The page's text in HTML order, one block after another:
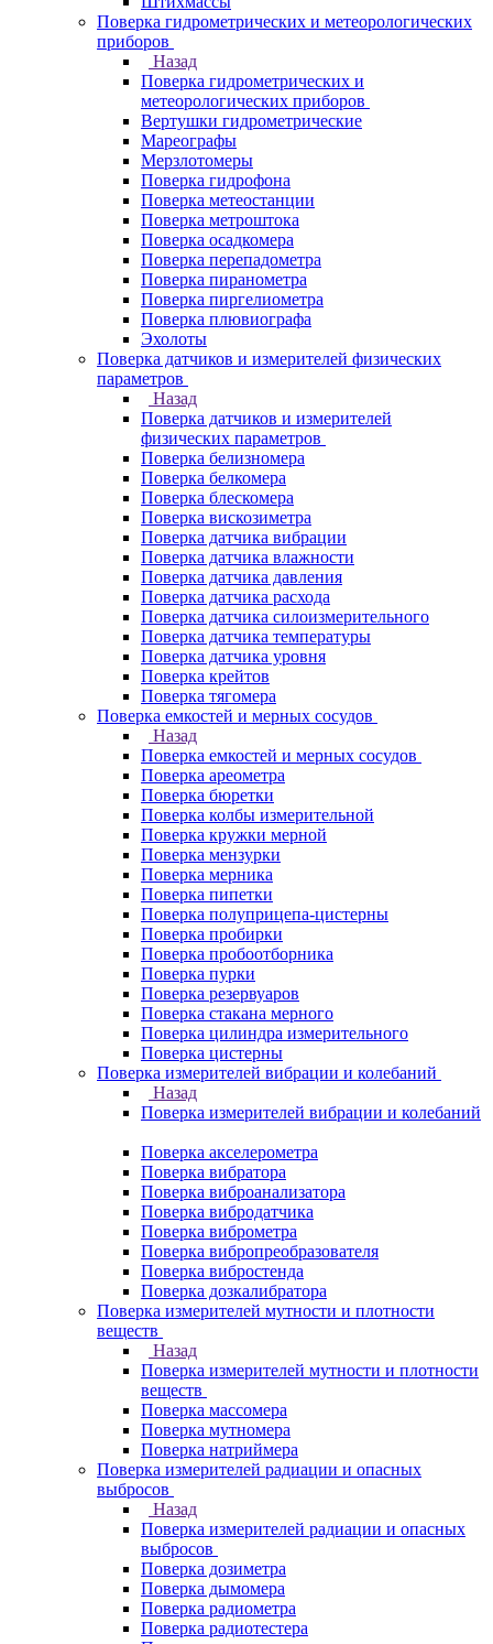
Поверка гидрометрических и метеорологических
приборов
Назад
Поверка гидрометрических и
метеорологических приборов
Вертушки гидрометрические
Мареографы
Мерзлотомеры
Поверка гидрофона
Поверка метеостанции
Поверка метроштока
Поверка осадкомера
Поверка перепадометра
Поверка пиранометра
Поверка пиргелиометра
Поверка плювиографа
Эхолоты
Поверка датчиков и измерителей физических
параметров
Назад
Поверка датчиков и измерителей
физических параметров
Поверка белизномера
Поверка белкомера
Поверка блескомера
Поверка вискозиметра
Поверка датчика вибрации
Поверка датчика влажности
Поверка датчика давления
Поверка датчика расхода
Поверка датчика силоизмерительного
Поверка датчика температуры
Поверка датчика уровня
Поверка крейтов
Поверка тягомера
Поверка емкостей и мерных сосудов
Назад
Поверка емкостей и мерных сосудов
Поверка ареометра
Поверка бюретки
Поверка колбы измерительной
Поверка кружки мерной
Поверка мензурки
Поверка мерника
Поверка пипетки
Поверка полуприцепа-цистерны
Поверка пробирки
Поверка пробоотборника
Поверка пурки
Поверка резервуаров
Поверка стакана мерного
Поверка цилиндра измерительного
Поверка цистерны
Поверка измерителей вибрации и колебаний
Назад
Поверка измерителей вибрации и колебаний
Поверка акселерометра
Поверка вибратора
Поверка виброанализатора
Поверка вибродатчика
Поверка виброметра
Поверка вибропреобразователя
Поверка вибростенда
Поверка дозкалибратора
Поверка измерителей мутности и плотности
веществ
Назад
Поверка измерителей мутности и плотности
веществ
Поверка массомера
Поверка мутномера
Поверка натриймера
Поверка измерителей радиации и опасных
выбросов
Назад
Поверка измерителей радиации и опасных
выбросов
Поверка дозиметра
Поверка дымомера
Поверка радиометра
Поверка радиотестера